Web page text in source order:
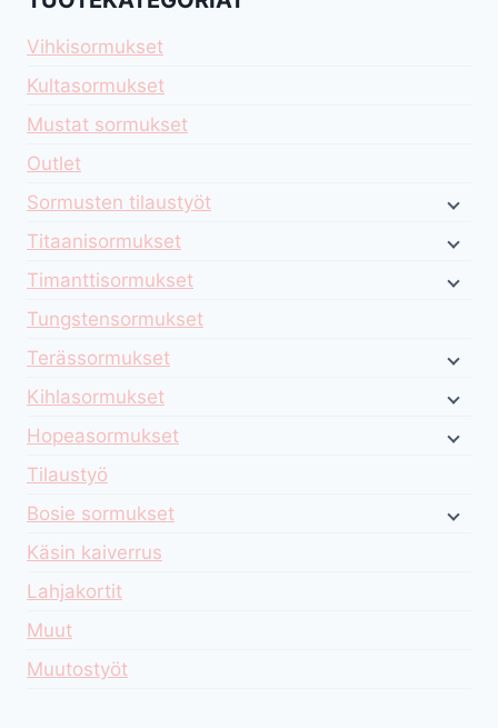
Vihkisormukset
Kultasormukset
Mustat sormukset
Outlet
Sormusten tilaustyöt
Titaanisormukset
Timanttisormukset
Tungstensormukset
Terässormukset
Kihlasormukset
Hopeasormukset
Tilaustyö
Bosie sormukset
Käsin kaiverrus
Lahjakortit
Muut
Muutostyöt